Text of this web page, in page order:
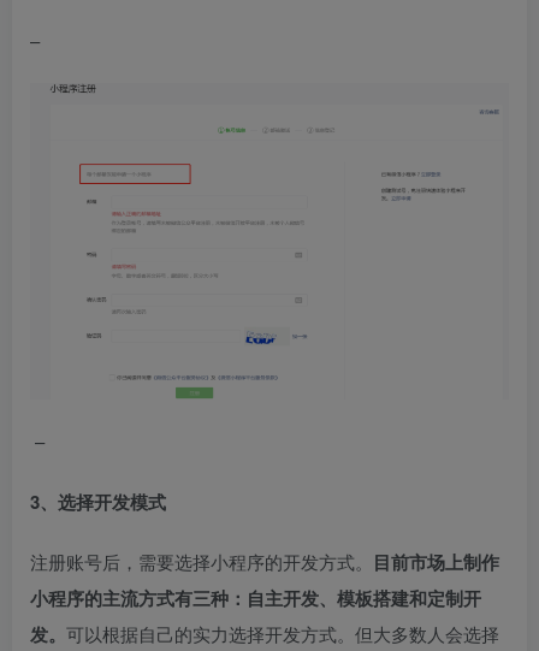
–
–
3、选择开发模式
注册账号后，需要选择小程序的开发方式。 目前市场上制作
小程序的主流方式有三种：自主开发、模板搭建和定制开
发。 可以根据自己的实力选择开发方式。但大多数人会选择